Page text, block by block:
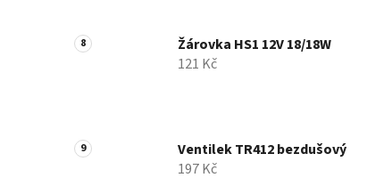
Žárovka HS1 12V 18/18W
121 Kč
Ventilek TR412 bezdušový
197 Kč